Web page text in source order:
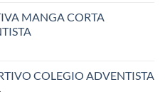
MANGA CORTA
COLEGIO ADVENTISTA